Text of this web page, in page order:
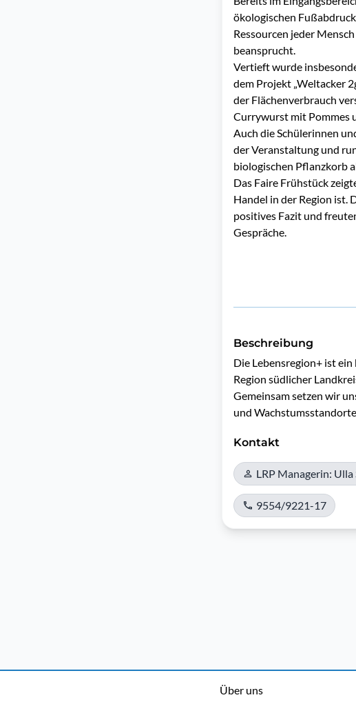
ökologischen
Ressourcen jeder
beansprucht.
Vertieft wurde
dem Projekt „Weltacker
der Flächenverbrauch
Currywurst mit Pommes
Auch die Schülerinnen
der Veranstaltung und
biologischen Pflanzkorb
Das Faire Frühstück
Handel in der Region ist.
positives Fazit und
Gespräche.
Beschreibung
Die Lebensregion+ ist
Region südlicher
Gemeinsam setzen wir
und
Kontakt
LRP Managerin:
9554/9221-17
Über uns